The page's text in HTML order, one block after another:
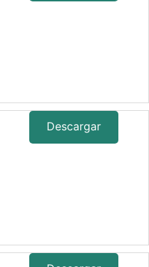
Descargar